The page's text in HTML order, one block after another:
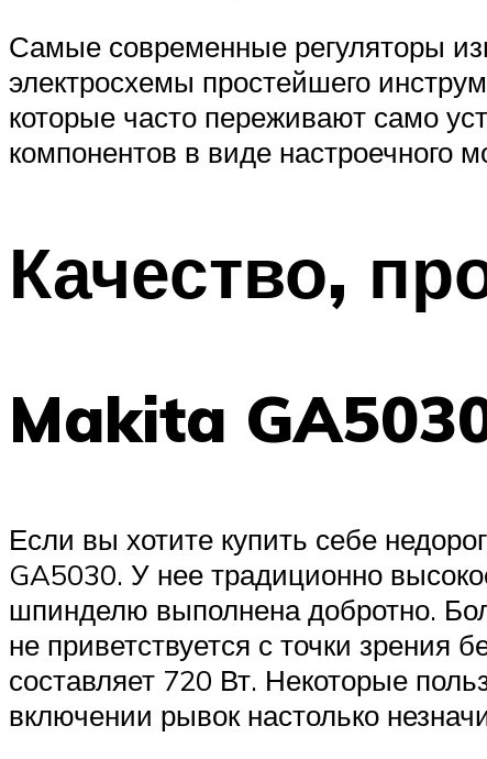
Самые современные регуляторы
электросхемы простейшего
которые часто переживают само
компонентов в виде настроечного
Качество,
Makita
Если вы хотите купить себе
GA5030. У нее традиционно
шпинделю выполнена добротно.
не приветствуется с точки зрения
составляет 720 Вт. Некоторые
включении рывок настолько